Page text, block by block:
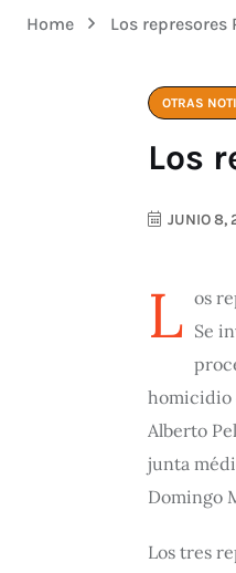
Home Los represores
OTRAS
Los
JUNIO 8,
L os
Se
homicidio
Alberto
junta
Domingo
Los tres